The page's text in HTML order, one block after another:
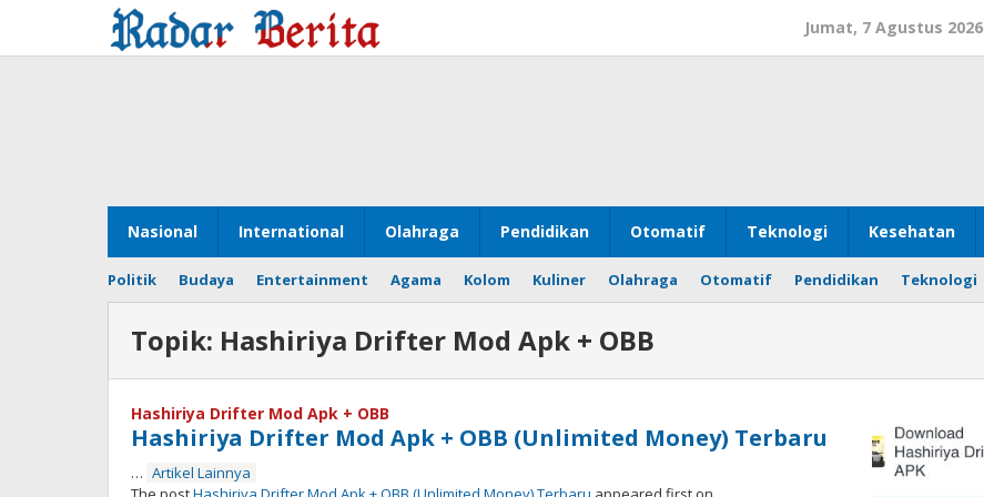
konten
Jumat, 7 Agustus 2026
Nasional International Olahraga Pendidikan Otomatif Teknologi Kesehatan
Politik Budaya Entertainment Agama Kolom Kuliner Olahraga Otomatif Pendidikan Teknologi
Topik: Hashiriya Drifter Mod Apk + OBB
Hashiriya Drifter Mod Apk + OBB
Hashiriya Drifter Mod Apk + OBB (Unlimited Money) Terbaru
… Artikel Lainnya